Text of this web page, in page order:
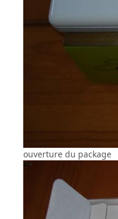
ouverture du package